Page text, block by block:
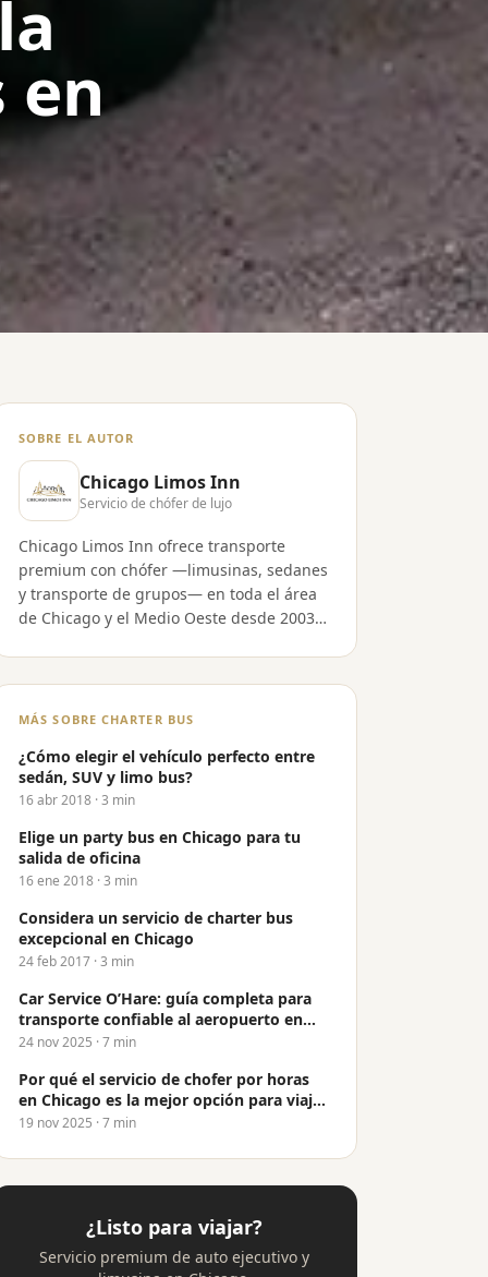
en
SOBRE EL AUTOR
Chicago Limos Inn
Servicio de chófer de lujo
Chicago Limos Inn ofrece transporte
premium con chófer —limusinas, sedanes
y transporte de grupos— en toda el área
de Chicago y el Medio Oeste desde 2003.
experiencia de chóferes con más de
veinte años en la carretera.
MÁS SOBRE CHARTER BUS
¿Cómo elegir el vehículo perfecto entre
sedán, SUV y limo bus?
16 abr 2018 · 3 min
Elige un party bus en Chicago para tu
salida de oficina
16 ene 2018 · 3 min
Considera un servicio de charter bus
excepcional en Chicago
24 feb 2017 · 3 min
Car Service O’Hare: guía completa para
transporte confiable al aeropuerto en
Chicago
24 nov 2025 · 7 min
Por qué el servicio de chofer por horas
en Chicago es la mejor opción para viajes
de negocios y VIP
19 nov 2025 · 7 min
¿Listo para viajar?
Servicio premium de auto ejecutivo y